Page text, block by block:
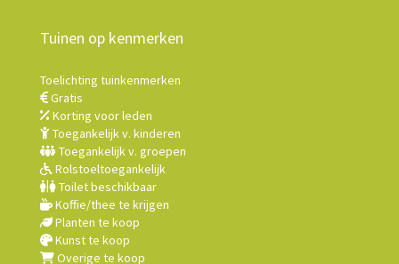
Tuinen op kenmerken
Toelichting tuinkenmerken
Gratis
Korting voor leden
Toegankelijk v. kinderen
Toegankelijk v. groepen
Rolstoeltoegankelijk
Toilet beschikbaar
Koffie/thee te krijgen
Planten te koop
Kunst te koop
Overige te koop